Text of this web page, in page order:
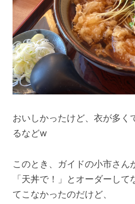
おいしかったけど、衣が多く
るなどw
このとき、ガイドの小市さん
「天丼で！」とオーダーし
てこなかったのだけど、